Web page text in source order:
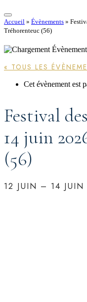
Accueil » Évènements »
Tréhorenteuc (56)
« TOUS LES
Cet évènement est
Festival
14 juin
(56)
12 JUIN – 14 JUIN